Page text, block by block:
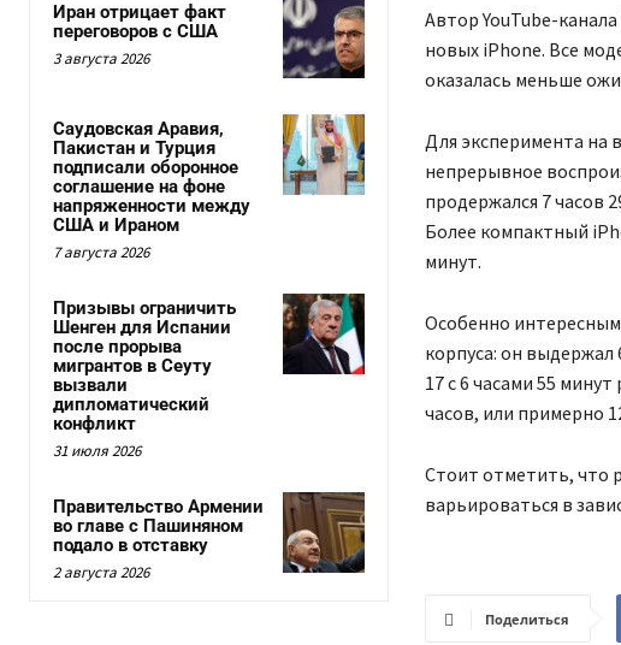
Иран отрицает факт
переговоров с США
3 августа 2026
Саудовская Аравия,
Пакистан и Турция
подписали оборонное
соглашение на фоне
напряженности между
США и Ираном
7 августа 2026
Призывы ограничить
Шенген для Испании
после прорыва
мигрантов в Сеуту
вызвали
дипломатический
конфликт
31 июля 2026
Правительство Армении
во главе с Пашиняном
подало в отставку
2 августа 2026
Автор YouTube-
новых iPhone. Все
оказалась меньше
Для эксперимента на
непрерывное
продержался 7 часов
Более компактный
минут.
Особенно интересным
корпуса: он
17 с 6 часами 55
часов, или примерно
Стоит отметить, что
варьироваться в
Поделиться